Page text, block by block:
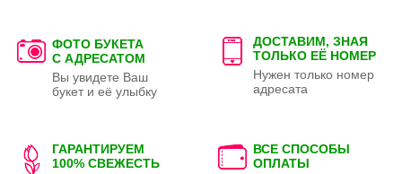
ФОТО БУКЕТА
С АДРЕСАТОМ
Вы увидете Ваш
букет и её улыбку
ДОСТАВИМ, ЗНАЯ
ТОЛЬКО ЕЁ НОМЕР
Нужен только номер
адресата
ГАРАНТИРУЕМ
100% СВЕЖЕСТЬ
ВСЕ СПОСОБЫ
ОПЛАТЫ